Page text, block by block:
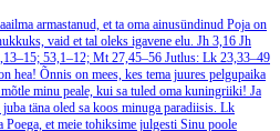
armastanud, et ta oma ainusündinud Poja on
vaid et tal oleks igavene elu. Jh 3,16 Jh
53,1–12; Mt 27,45–56 Jutlus: Lk 23,33–49
hea! Õnnis on mees, kes tema juures pelgupaika
minu peale, kui sa tuled oma kuningriiki! Ja
täna oled sa koos minuga paradiisis. Lk
Poega, et meie tohiksime julgesti Sinu poole